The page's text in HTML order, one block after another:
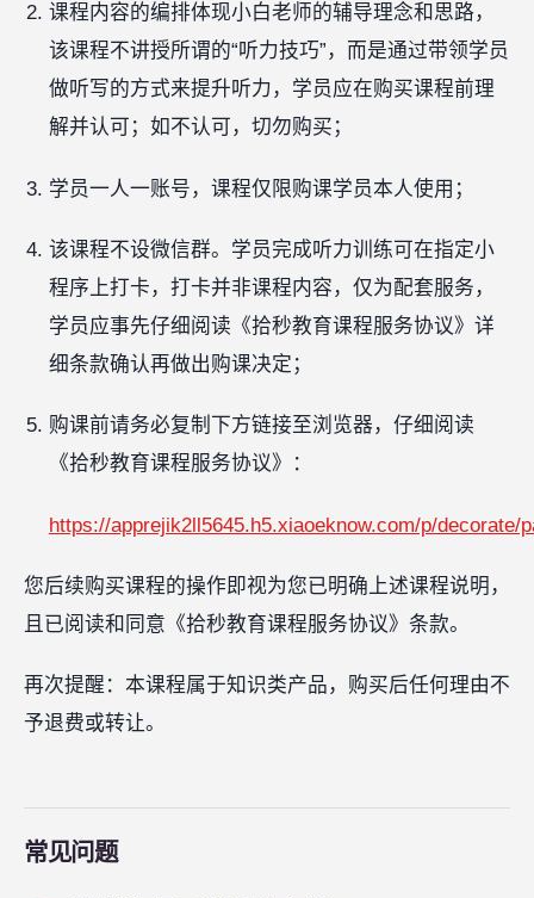
课程内容的编排体现小白老师的辅导理念和思路，
该课程不讲授所谓的“听力技巧”，而是通过带领学员
做听写的方式来提升听力，学员应在购买课程前理
解并认可；如不认可，切勿购买；
学员一人一账号，课程仅限购课学员本人使用；
该课程不设微信群。学员完成听力训练可在指定小
程序上打卡，打卡并非课程内容，仅为配套服务，
学员应事先仔细阅读《拾秒教育课程服务协议》详
细条款确认再做出购课决定；
购课前请务必复制下方链接至浏览器，仔细阅读
《拾秒教育课程服务协议》：
https://apprejik2ll5645.h5.xiaoeknow.com/p/decorate/
您后续购买课程的操作即视为您已明确上述课程说明，
且已阅读和同意《拾秒教育课程服务协议》条款。
再次提醒：本课程属于知识类产品，购买后任何理由不
予退费或转让。
常见问题